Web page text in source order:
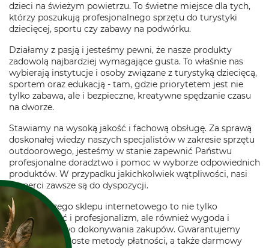
dzieci na świeżym powietrzu. To świetne miejsce dla tych,
którzy poszukują profesjonalnego sprzętu do turystyki
dziecięcej, sportu czy zabawy na podwórku.
Działamy z pasją i jesteśmy pewni, że nasze produkty
zadowolą najbardziej wymagające gusta. To właśnie nas
wybierają instytucje i osoby związane z turystyką dziecięcą,
sportem oraz edukacją - tam, gdzie priorytetem jest nie
tylko zabawa, ale i bezpieczne, kreatywne spędzanie czasu
na dworze.
Stawiamy na wysoką jakość i fachową obsługę. Za sprawą
doskonałej wiedzy naszych specjalistów w zakresie sprzętu
outdoorowego, jesteśmy w stanie zapewnić Państwu
profesjonalne doradztwo i pomoc w wyborze odpowiednich
produktów. W przypadku jakichkolwiek wątpliwości, nasi
eksperci zawsze są do dyspozycji.
Oferta naszego sklepu internetowego to nie tylko
różnorodność i profesjonalizm, ale również wygoda i
bezpieczeństwo dokonywania zakupów. Gwarantujemy
bezpieczne i proste metody płatności, a także darmowy